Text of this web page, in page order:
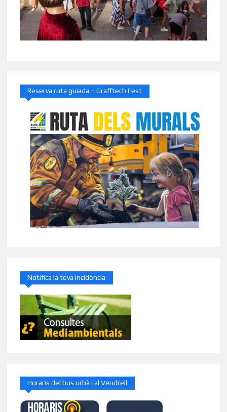
Reserva ruta guiada – Grafftech Fest
Notifica la teva incidència
Horaris del bus urbà i al Vendrell